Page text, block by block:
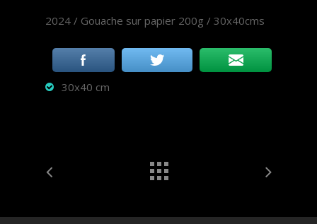
2024 / Gouache sur papier 200g / 30x40cms
30x40 cm